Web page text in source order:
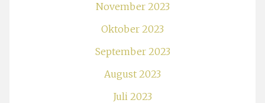
November 2023
Oktober 2023
September 2023
August 2023
Juli 2023